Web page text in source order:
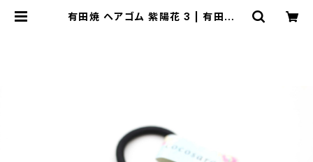
有田焼 ヘアゴム 紫陽花 3 | 有田焼ア